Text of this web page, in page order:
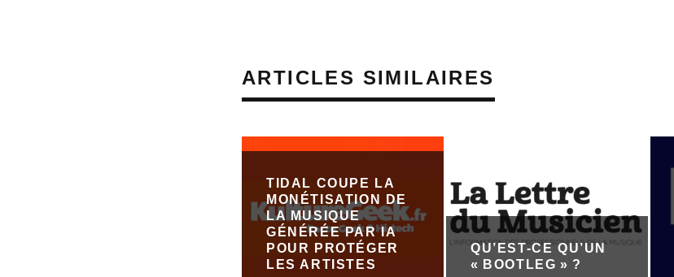
ARTICLES SIMILAIRES
TIDAL COUPE LA
MONÉTISATION DE
LA MUSIQUE
GÉNÉRÉE PAR IA
POUR PROTÉGER
LES ARTISTES
QU’EST-CE QU’UN
« BOOTLEG » ?